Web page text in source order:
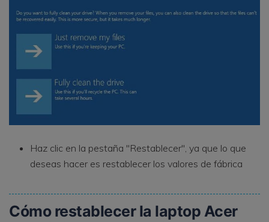
Haz clic en la pestaña "Restablecer", ya que lo que
deseas hacer es restablecer los valores de fábrica
Cómo restablecer la laptop Acer